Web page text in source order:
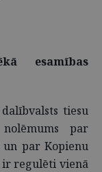
esamības
tiesu
par
par Kopienu
ir regulēti vienā